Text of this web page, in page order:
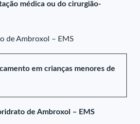
médica ou do cirurgião-
de Ambroxol – EMS
em crianças menores de
de Ambroxol – EMS